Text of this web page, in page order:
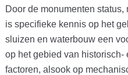
Door de monumenten
is specifieke kennis op het
sluizen en waterbouw een
op het gebied van historisch-
factoren, alsook op